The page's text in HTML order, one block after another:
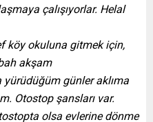
çalışıyorlar. Helal
köy okuluna gitmek için,
akşam
yürüdüğüm günler aklıma
Otostop şansları var.
olsa evlerine dönme